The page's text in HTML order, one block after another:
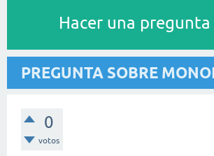
Hacer una pregunta
PREGUNTA SOBRE
0
votos